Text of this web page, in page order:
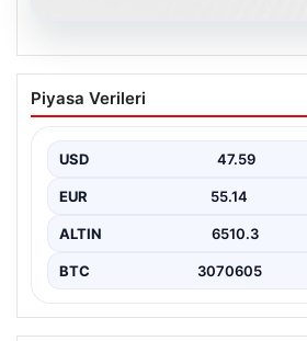
05.08.2026
05 Ağustos 2026
Depremler ve AFAD
05 Ağustos 2026 tarihinde
ilgili son…
Piyasa Verileri
USD 47.59
EUR 55.14
ALTIN 6510.3
BTC 3070605